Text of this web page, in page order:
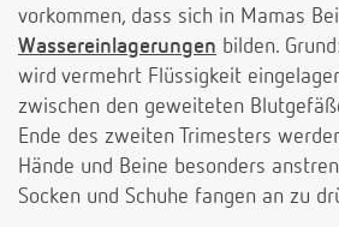
vorkommen, dass sich in Mamas
Wassereinlagerungen bilden.
wird vermehrt Flüssigkeit
zwischen den geweiteten
Ende des zweiten Trimesters
Hände und Beine besonders
Socken und Schuhe fangen an zu